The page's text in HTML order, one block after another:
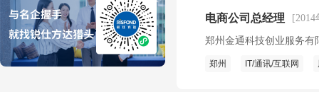
电商公司总经理 [2014
郑州金通科技创业服务有
郑州 IT/通讯/互联网